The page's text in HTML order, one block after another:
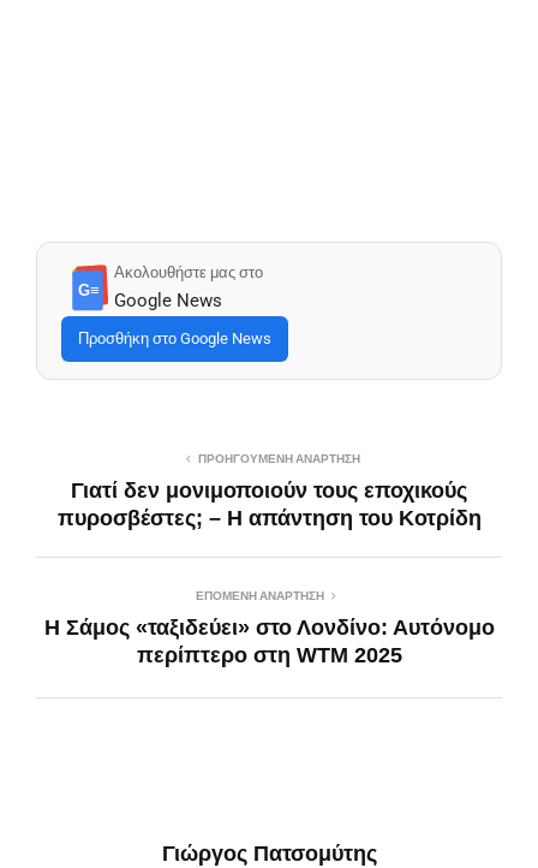
G≡
Ακολουθήστε μας στο
Google News
Προσθήκη στο Google News
ΠΡΟΗΓΟΎΜΕΝΗ ΑΝΆΡΤΗΣΗ
Γιατί δεν μονιμοποιούν τους εποχικούς
πυροσβέστες; – Η απάντηση του Κοτρίδη
ΕΠΌΜΕΝΗ ΑΝΆΡΤΗΣΗ
Η Σάμος «ταξιδεύει» στο Λονδίνο: Αυτόνομο
περίπτερο στη WTM 2025
Γιώργος Πατσομύτης